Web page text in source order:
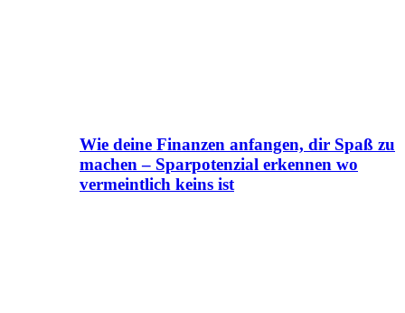
Wie deine Finanzen anfangen, dir Spaß zu
machen – Sparpotenzial erkennen wo
vermeintlich keins ist